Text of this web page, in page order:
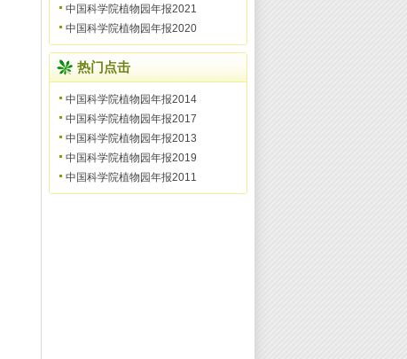
中国科学院植物园年报2021
中国科学院植物园年报2020
热门点击
中国科学院植物园年报2014
中国科学院植物园年报2017
中国科学院植物园年报2013
中国科学院植物园年报2019
中国科学院植物园年报2011